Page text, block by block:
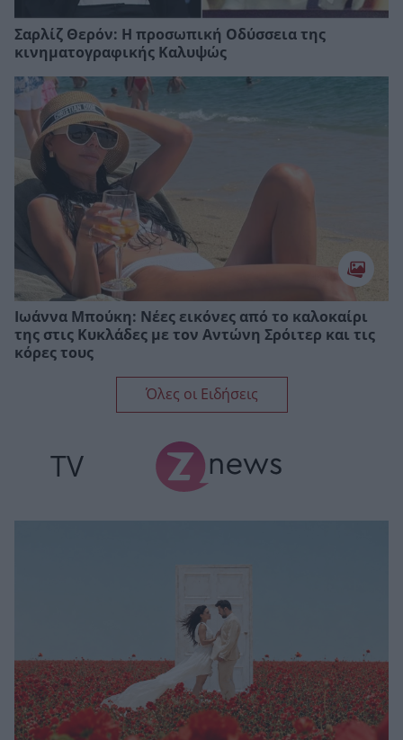
Σαρλίζ Θερόν: Η προσωπική Οδύσσεια της
κινηματογραφικής Καλυψώς
Ιωάννα Μπούκη: Νέες εικόνες από το καλοκαίρι
της στις Κυκλάδες με τον Αντώνη Σρόιτερ και τις
κόρες τους
Όλες οι Ειδήσεις
TV